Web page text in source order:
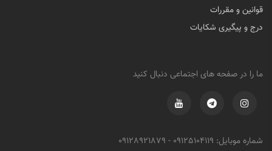
قوانین و مقررات
درج و پیگیری شکایات
ما را در صفحه های اجتماعی دنبال کنید
شماره موبایل: 09125104119
-
09128921879